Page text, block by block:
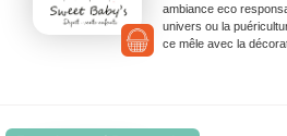
ambiance eco
univers ou la
ce mêle avec la